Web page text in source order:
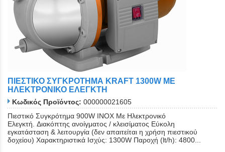
ΠΙΕΣΤΙΚΟ ΣΥΓΚΡΟΤΗΜΑ KRAFT 1300W ME
ΗΛΕΚΤΡΟΝΙΚΟ ΕΛΕΓΚΤΗ
Κωδικός Προϊόντος: 000000021605
Πιεστικό Συγκρότημα 900W INOX Με Ηλεκτρονικό
Ελεγκτή. Διακόπτης ανοίγματος / κλεισίματος Εύκολη
εγκατάσταση & λειτουργία (δεν απαιτείται η χρήση πιεστικού
δοχείου) Χαρακτηριστικά Ισχύς: 1300W Παροχή (lt/h): 4800...